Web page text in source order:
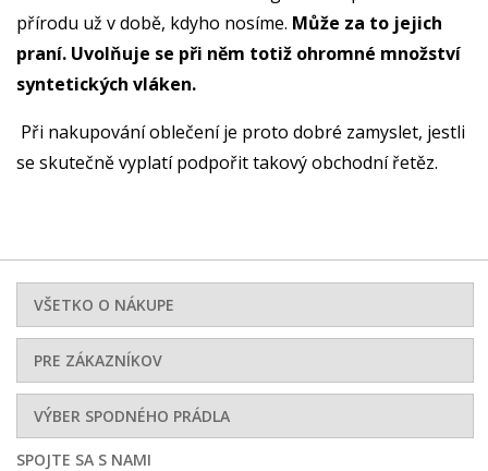
přírodu už v době, kdyho nosíme. Může za to jejich
praní. Uvolňuje se při něm totiž ohromné množství
syntetických vláken.
Při nakupování oblečení je proto dobré zamyslet, jestli
se skutečně vyplatí podpořit takový obchodní řetěz.
VŠETKO O NÁKUPE
PRE ZÁKAZNÍKOV
VÝBER SPODNÉHO PRÁDLA
SPOJTE SA S NAMI